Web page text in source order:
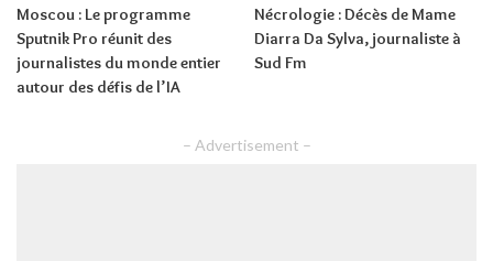
Moscou : Le programme
Sputnik Pro réunit des
journalistes du monde entier
autour des défis de l’IA
Nécrologie : Décès de Mame
Diarra Da Sylva, journaliste à
Sud Fm
– Advertisement –